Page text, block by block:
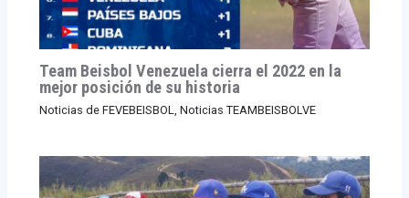
Team Beisbol Venezuela cierra el 2022 en la
mejor posición de su historia
Noticias de FEVEBEISBOL, Noticias TEAMBEISBOLVE